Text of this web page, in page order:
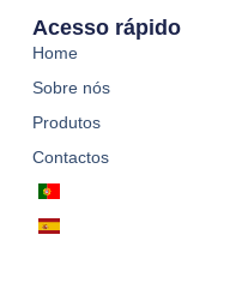
Acesso rápido
Home
Sobre nós
Produtos
Contactos